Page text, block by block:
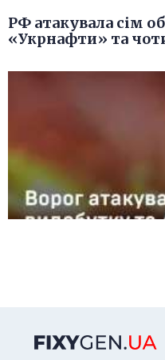
РФ атакувала сім
«Укрнафти» та